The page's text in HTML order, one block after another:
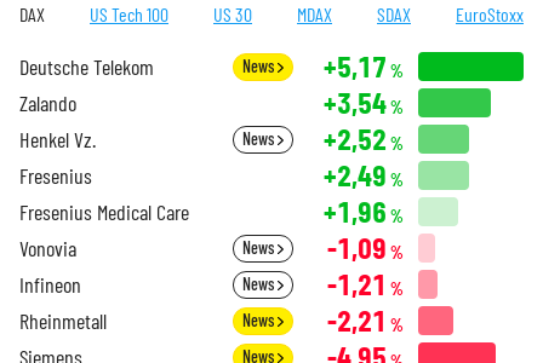
DAX US Tech 100 US 30 MDAX SDAX EuroStoxx
Deutsche Telekom News +5,17 %
Zalando +3,54%
Henkel Vz. News +2,52 %
Fresenius +2,49 %
Fresenius Medical Care +1,96 %
Vonovia News -1,09 %
Infineon News -1,21 %
Rheinmetall News -2,21 %
Siemens News -4,95